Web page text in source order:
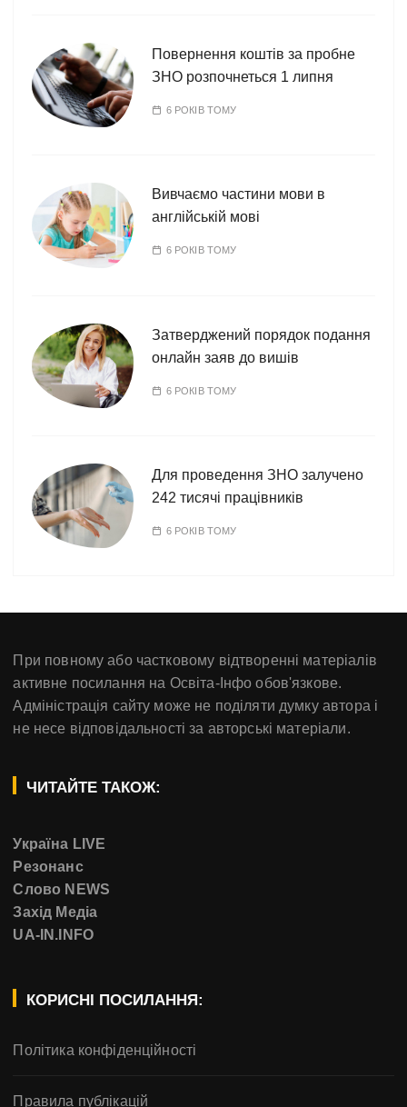
Повернення коштів за пробне
ЗНО розпочнеться 1 липня
6 РОКІВ ТОМУ
Вивчаємо частини мови в
англійській мові
6 РОКІВ ТОМУ
Затверджений порядок подання
онлайн заяв до вишів
6 РОКІВ ТОМУ
Для проведення ЗНО залучено
242 тисячі працівників
6 РОКІВ ТОМУ
При повному або частковому відтворенні матеріалів
активне посилання на Освіта-Інфо обов'язкове.
Адміністрація сайту може не поділяти думку автора і
не несе відповідальності за авторські матеріали.
ЧИТАЙТЕ ТАКОЖ:
Україна LIVE
Резонанс
Слово NEWS
Захід Медіа
UA-IN.INFO
КОРИСНІ ПОСИЛАННЯ:
Політика конфіденційності
Правила публікацій